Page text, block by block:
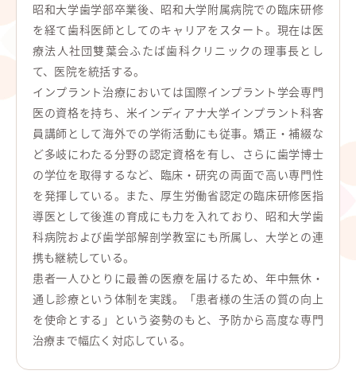
昭和大学歯学部卒業後、昭和大学附属病院での臨床研修
を経て歯科医師としてのキャリアをスタート。現在は医
療法人社団雙葉会ふたば歯科クリニックの理事長とし
て、医院を統括する。
インプラント治療においては国際インプラント学会専門
医の資格を持ち、米インディアナ大学インプラント科客
員講師として海外での学術活動にも従事。矯正・補綴な
ど多岐にわたる分野の認定資格を有し、さらに歯学博士
の学位を取得するなど、臨床・研究の両面で高い専門性
を発揮している。また、厚生労働省認定の臨床研修医指
導医として後進の育成にも力を入れており、昭和大学歯
科病院および歯学部解剖学教室にも所属し、大学との連
携も継続している。
患者一人ひとりに最善の医療を届けるため、年中無休・
通し診療という体制を実践。「患者様の生活の質の向上
を使命とする」という姿勢のもと、予防から高度な専門
治療まで幅広く対応している。